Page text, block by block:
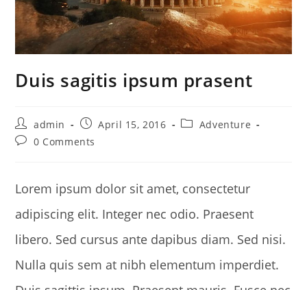
Duis sagitis ipsum prasent
Post
author:
admin
Post
published:
April 15, 2016
PostAdventure
Post0 Comments
Lorem ipsum dolor sit amet, consectetur
adipiscing elit. Integer nec odio. Praesent
libero. Sed cursus ante dapibus diam. Sed nisi.
Nulla quis sem at nibh elementum imperdiet.